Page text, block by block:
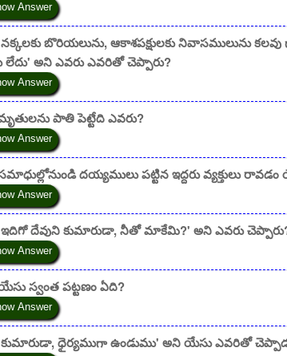
Answer
బొరియలును, ఆకాశపక్షులకు నివాసములును
లేదు' అని ఎవరు ఎవరితో చెప్పారు?
Answer
పాతి పెట్టేది ఎవరు?
Answer
దయ్యములు పట్టిన ఇద్దరు వ్యక్తులు
Answer
దేవుని కుమారుడా, నీతో మాకేమి?' అని ఎవరు
Answer
స్వంత పట్టణం ఏది?
Answer
ధైర్యముగా ఉండుము' అని యేసు ఎవరితో